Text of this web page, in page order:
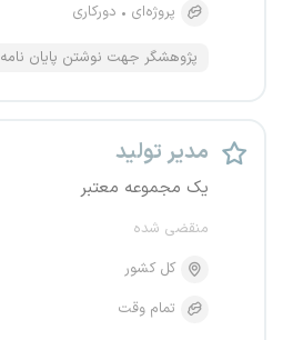
پروژه‌ای
دورکاری
پژوهشگر جهت نوشتن پایان نامه
مدیر تولید
یک مجموعه معتبر
منقضی شده
کل کشور
تمام وقت